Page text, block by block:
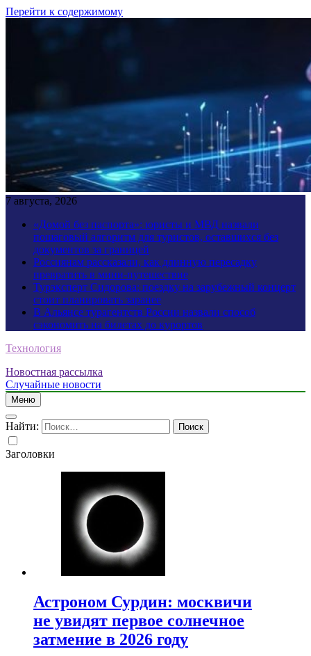
Перейти к содержимому
7 августа, 2026
«Домой без паспорта»: юристы и МВД назвали
пошаговый алгоритм для туристов, оставшихся без
документов за границей
Россиянам рассказали, как длинную пересадку
превратить в мини-путешествие
Турэксперт Сидорова: поездку на зарубежный концерт
стоит планировать заранее
В Альянсе турагентств России назвали способ
сэкономить на билетах до курортов
Технология
Новостная рассылка
Случайные новости
Меню
Найти:
Заголовки
Астроном Сурдин: москвичи
не увидят первое солнечное
затмение в 2026 году